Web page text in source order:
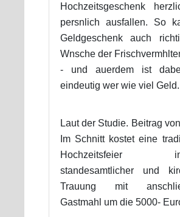
Hochzeitsgeschenk
persnlich ausfallen. So
Geldgeschenk auch
Wnsche der
- und auerdem ist
eindeutig wer wie viel Geld.
Laut der Studie. Beitrag
Im Schnitt kostet eine
Hochzeitsfeier
standesamtlicher und
Trauung mit
Gastmahl um die 5000-